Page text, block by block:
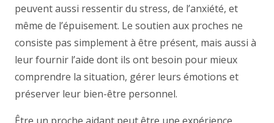
peuvent aussi ressentir du stress, de l’anxiété, et
même de l’épuisement. Le soutien aux proches ne
consiste pas simplement à être présent, mais aussi à
leur fournir l’aide dont ils ont besoin pour mieux
comprendre la situation, gérer leurs émotions et
préserver leur bien-être personnel.